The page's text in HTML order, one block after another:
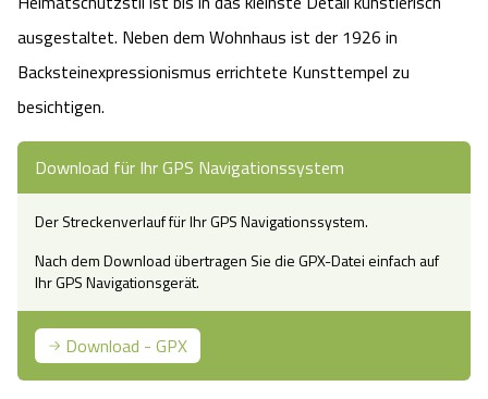
Urlaub auf dem Bauernhof
Urlaub mit Hund
Last Minute
Anreise
Reiten
Tiere
HeideSpezialitäten
Unterkünfte
Wildpark Lüneburger Heide
Otter Zentrum
Wildpark Müden
Snow World Bispingen
Ralf Schumacher Kart & Bowl
Veranstaltungen
Shopping Celle
Unterkünfte Celle
Veranstaltungen & Führungen Celle
ausgestaltet. Neben dem Wohnhaus ist der 1926 in
Backsteinexpressionismus errichtete Kunsttempel zu
besichtigen.
Download für Ihr GPS Navigationssystem
Der Streckenverlauf für Ihr GPS Navigationssystem.
Nach dem Download übertragen Sie die GPX-Datei einfach auf
Ihr GPS Navigationsgerät.
Download - GPX